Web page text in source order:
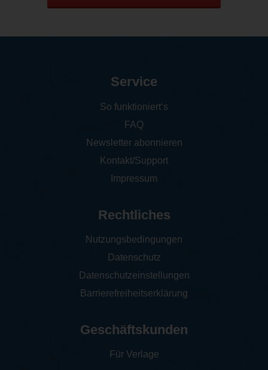
Service
So funktioniert‘s
FAQ
Newsletter abonnieren
Kontakt/Support
Impressum
Rechtliches
Nutzungsbedingungen
Datenschutz
Datenschutzeinstellungen
Barrierefreiheitserklärung
Geschäftskunden
Für Verlage